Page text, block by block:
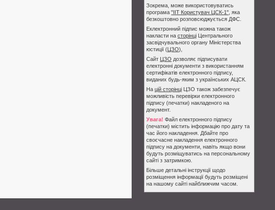
Зокрема, може використовуватись
програма "ІІТ Користувач ЦСК-1" , яка
безкоштовно розповсюджується ДФС.
Еклектронний підпис можна також
накласти на сторінці Центрального
засвідчувального органу Міністерства
юстиції (ЦЗО),
Сайт ЦЗО дозволяє підписувати
електронні документи з використанням
сертифікатів електронного підпису,
виданих будь-яким з українських АЦСК.
На цій сторінці ЦЗО також забезпечує
можливість перевірки електронного
підпису (печатки) накладеного на
документ.
Увага! Файл електронного підпису
(печатки) містить інформацію про дату та
час його накладення. Дбайте про
своєчасне накладення електронного
підпису на документи, навіть якщо вони
будуть розміщуватись на персональному
сайті з затримкою.
Більше детальні інструкції щодо
розміщення інформації будуть розміщені
на нашому сайті найближчим часом.